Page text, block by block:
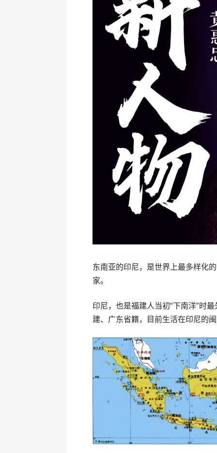
东南亚的印尼，是世界上最多样化
家。
印尼，也是福建人当初“下南洋”时
建、广东省籍，目前生活在印尼的